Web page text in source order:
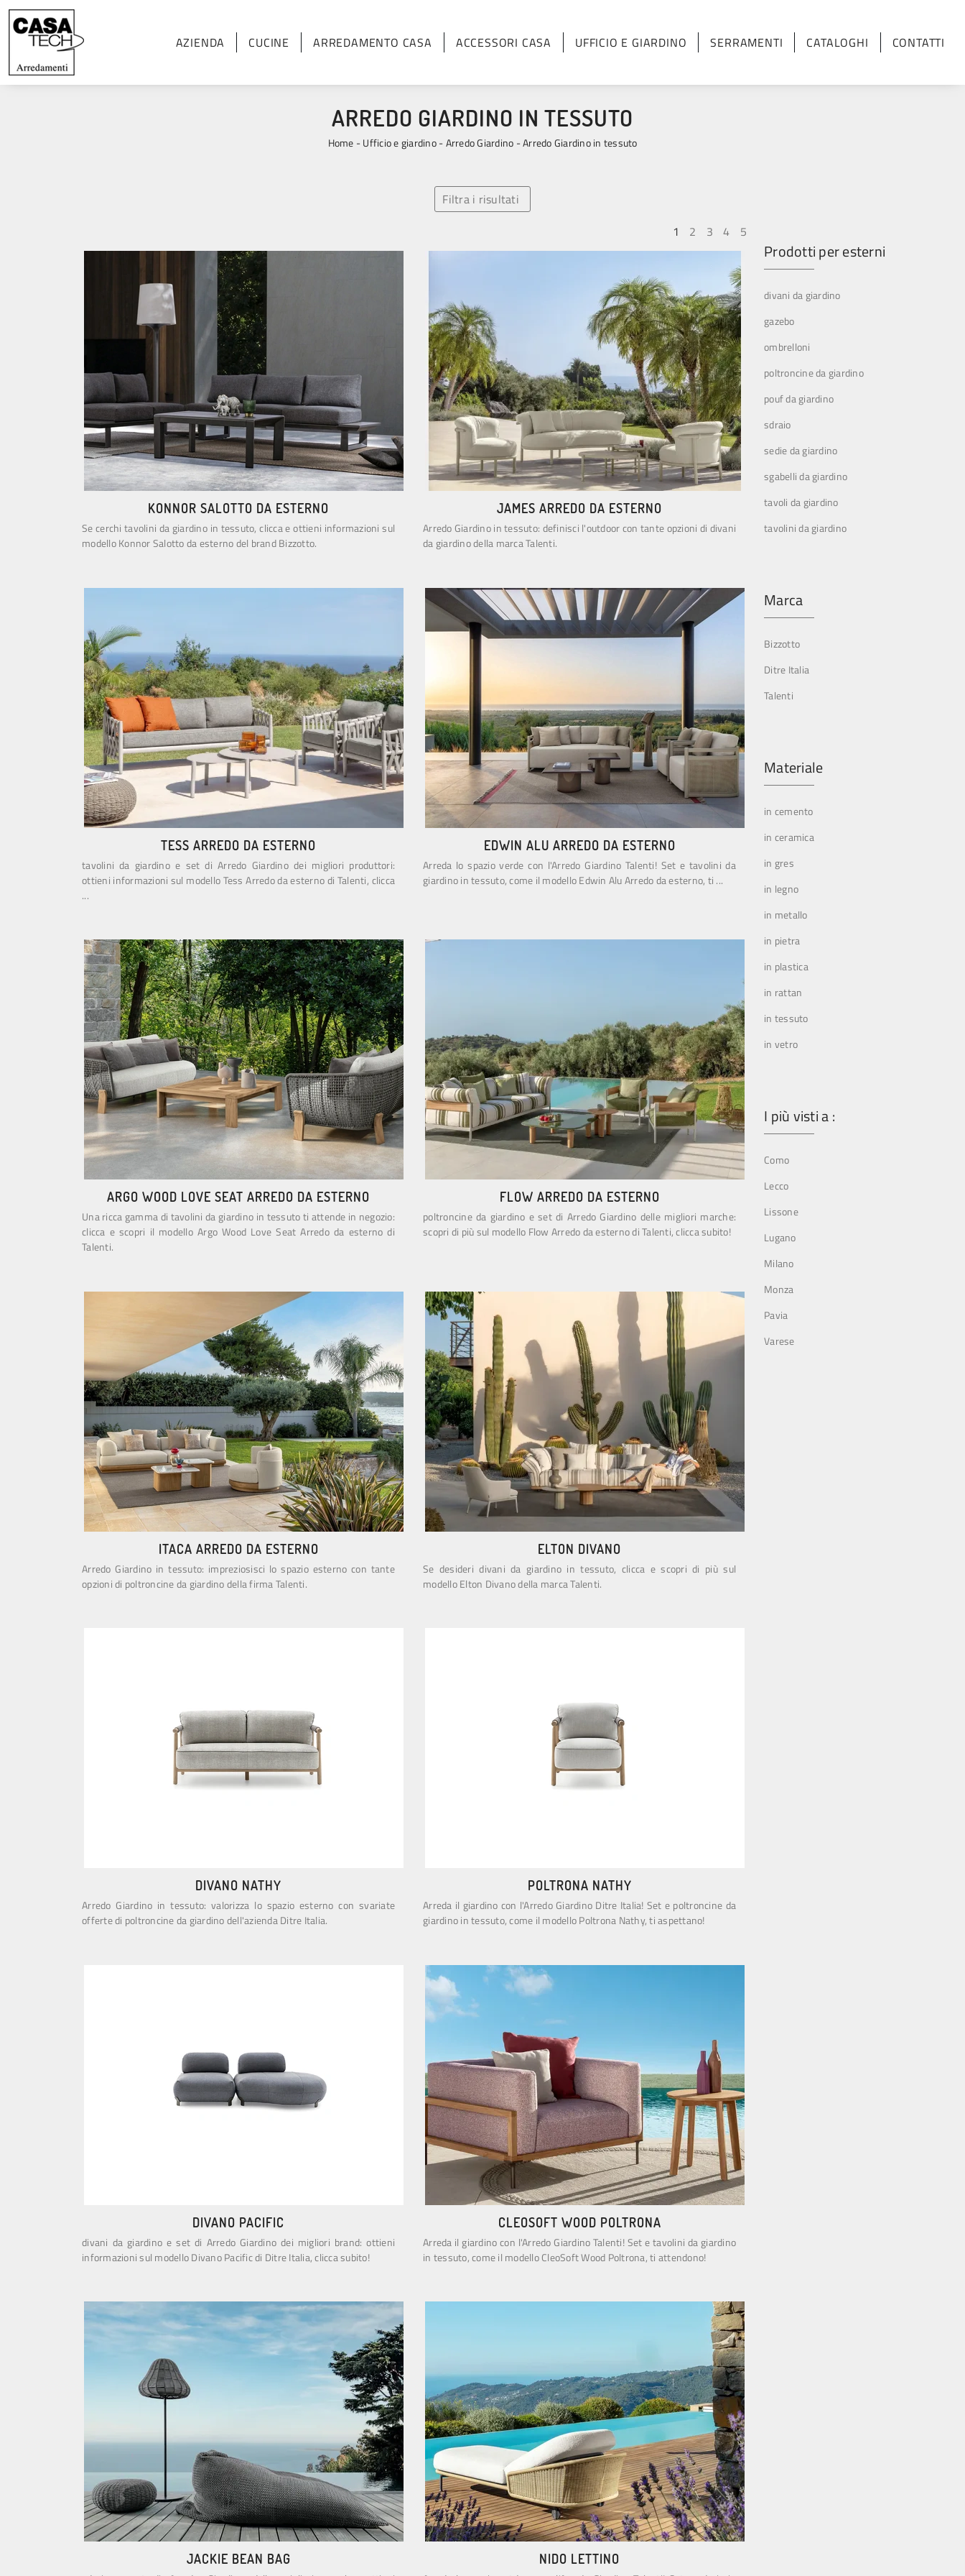
AZIENDA CUCINE ARREDAMENTO CASA ACCESSORI CASA UFFICIO E GIARDINO SERRAMENTI CATALOGHI CONTATTI
ARREDO GIARDINO IN TESSUTO
Home -Ufficio e giardino-Arredo Giardino -Arredo Giardino in tessuto
Filtra i risultati
1
2 3 4 5
KONNOR SALOTTO DA ESTERNO
Se cerchi tavolini da giardino in tessuto, clicca e ottieni informazioni sul
modello Konnor Salotto da esterno del brand Bizzotto.
JAMES ARREDO DA ESTERNO
Arredo Giardino in tessuto: definisci l'outdoor con tante opzioni di divani
da giardino della marca Talenti.
TESS ARREDO DA ESTERNO
tavolini da giardino e set di Arredo Giardino dei migliori produttori:
ottieni informazioni sul modello Tess Arredo da esterno di Talenti, clicca
...
EDWIN ALU ARREDO DA ESTERNO
Arreda lo spazio verde con l'Arredo Giardino Talenti! Set e tavolini da
giardino in tessuto, come il modello Edwin Alu Arredo da esterno, ti ...
ARGO WOOD LOVE SEAT ARREDO DA ESTERNO
Una ricca gamma di tavolini da giardino in tessuto ti attende in negozio:
clicca e scopri il modello Argo Wood Love Seat Arredo da esterno di
Talenti.
FLOW ARREDO DA ESTERNO
poltroncine da giardino e set di Arredo Giardino delle migliori marche:
scopri di più sul modello Flow Arredo da esterno di Talenti, clicca subito!
ITACA ARREDO DA ESTERNO
Arredo Giardino in tessuto: impreziosisci lo spazio esterno con tante
opzioni di poltroncine da giardino della firma Talenti.
ELTON DIVANO
Se desideri divani da giardino in tessuto, clicca e scopri di più sul
modello Elton Divano della marca Talenti.
DIVANO NATHY
Arredo Giardino in tessuto: valorizza lo spazio esterno con svariate
offerte di poltroncine da giardino dell'azienda Ditre Italia.
POLTRONA NATHY
Arreda il giardino con l'Arredo Giardino Ditre Italia! Set e poltroncine da
giardino in tessuto, come il modello Poltrona Nathy, ti aspettano!
DIVANO PACIFIC
divani da giardino e set di Arredo Giardino dei migliori brand: ottieni
informazioni sul modello Divano Pacific di Ditre Italia, clicca subito!
CLEOSOFT WOOD POLTRONA
Arreda il giardino con l'Arredo Giardino Talenti! Set e tavolini da giardino
in tessuto, come il modello CleoSoft Wood Poltrona, ti attendono!
JACKIE BEAN BAG NIDO LETTINO
Prodotti per esterni
divani da giardino
gazebo
ombrelloni
poltroncine da giardino
pouf da giardino
sdraio
sedie da giardino
sgabelli da giardino
tavoli da giardino
tavolini da giardino
Marca
Bizzotto
Ditre Italia
Talenti
Materiale
in cemento
in ceramica
in gres
in legno
in metallo
in pietra
in plastica
in rattan
in tessuto
in vetro
I più visti a :
Como
Lecco
Lissone
Lugano
Milano
Monza
Pavia
Varese